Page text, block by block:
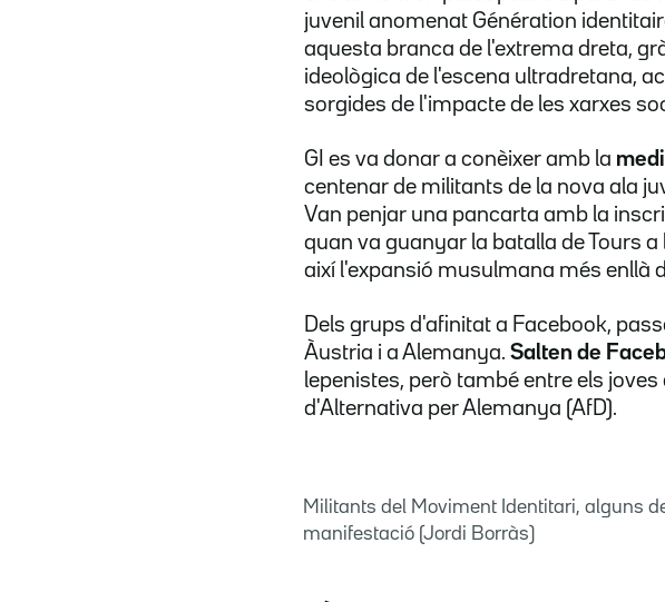
juvenil anomenat Génération
aquesta branca de l'extrema dreta,
ideològica de l'escena ultradretana,
sorgides de l'impacte de les xarxes
GI es va donar a conèixer amb la
centenar de militants de la nova ala
Van penjar una pancarta amb la
quan va guanyar la batalla de Tours
així l'expansió musulmana més enllà
Dels grups d'afinitat a Facebook,
Àustria i a Alemanya. Salten de
lepenistes, però també entre els
d'Alternativa per Alemanya (AfD).
Militants del Moviment Identitari, alguns
manifestació (Jordi Borràs)